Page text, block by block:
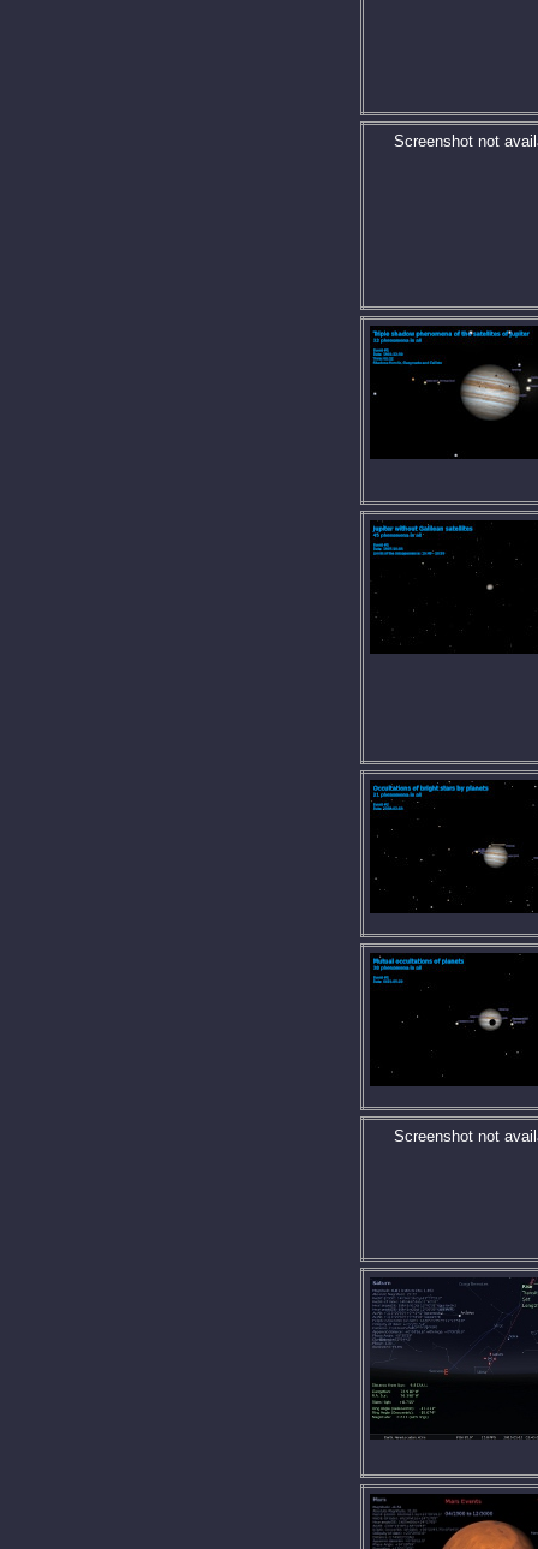
Screenshot not
Screenshot not